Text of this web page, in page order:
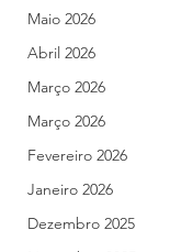
Maio 2026
Abril 2026
Março 2026
Março 2026
Fevereiro 2026
Janeiro 2026
Dezembro 2025